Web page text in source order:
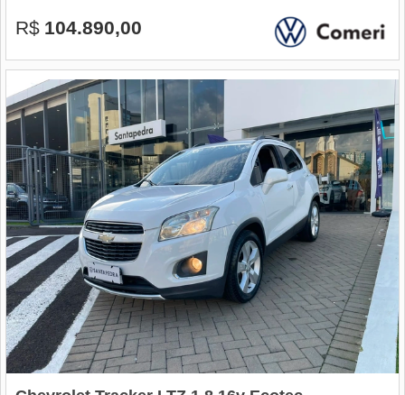
R$ 104.890,00